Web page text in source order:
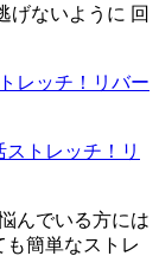
げないように 回
ストレッチ！リ
んでいる方には
も簡単なストレ